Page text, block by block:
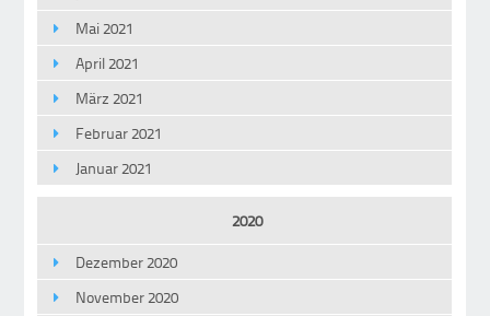
Mai 2021
April 2021
März 2021
Februar 2021
Januar 2021
2020
Dezember 2020
November 2020